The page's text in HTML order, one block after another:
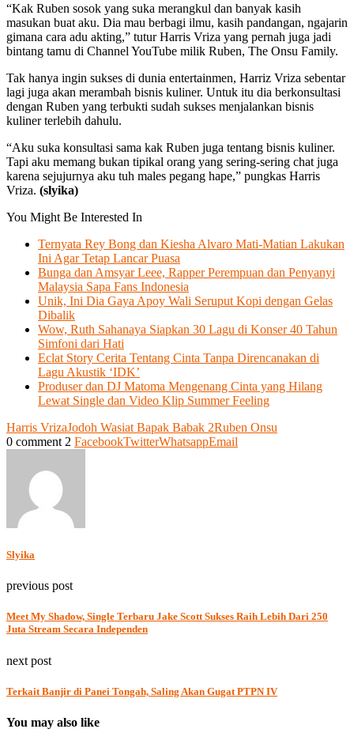
“Kak Ruben sosok yang suka merangkul dan banyak kasih
masukan buat aku. Dia mau berbagi ilmu, kasih pandangan, ngajarin
gimana cara adu akting,” tutur Harris Vriza yang pernah juga jadi
bintang tamu di Channel YouTube milik Ruben, The Onsu Family.
Tak hanya ingin sukses di dunia entertainmen, Harriz Vriza sebentar
lagi juga akan merambah bisnis kuliner. Untuk itu dia berkonsultasi
dengan Ruben yang terbukti sudah sukses menjalankan bisnis
kuliner terlebih dahulu.
“Aku suka konsultasi sama kak Ruben juga tentang bisnis kuliner.
Tapi aku memang bukan tipikal orang yang sering-sering chat juga
karena sejujurnya aku tuh males pegang hape,” pungkas Harris
Vriza. (slyika)
You Might Be Interested In
Ternyata Rey Bong dan Kiesha Alvaro Mati-Matian Lakukan
Ini Agar Tetap Lancar Puasa
Bunga dan Amsyar Leee, Rapper Perempuan dan Penyanyi
Malaysia Sapa Fans Indonesia
Unik, Ini Dia Gaya Apoy Wali Seruput Kopi dengan Gelas
Dibalik
Wow, Ruth Sahanaya Siapkan 30 Lagu di Konser 40 Tahun
Simfoni dari Hati
Eclat Story Cerita Tentang Cinta Tanpa Direncanakan di
Lagu Akustik ‘IDK’
Produser dan DJ Matoma Mengenang Cinta yang Hilang
Lewat Single dan Video Klip Summer Feeling
Harris VrizaJodoh Wasiat Bapak Babak 2Ruben Onsu
0 comment 2 FacebookTwitterWhatsappEmail
Slyika
previous post
Meet My Shadow, Single Terbaru Jake Scott Sukses Raih Lebih Dari 250
Juta Stream Secara Independen
next post
Terkait Banjir di Panei Tongah, Saling Akan Gugat PTPN IV
You may also like